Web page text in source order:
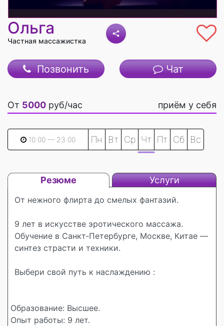
Ольга
Частная массажистка
Позвонить Чат
От 5000 руб/час приём у себя
10:00 — 23:00 Пн Вт Ср Чт Пт Сб Вс
Резюме Услуги
От нежного флирта до смелых фантазий.
9 лет в искусстве эротического массажа.
Обучение в Санкт‑Петербурге, Москве, Китае —
синтез страсти и техники.
Выбери свой путь к наслаждению :
Образование: Высшее.
Опыт работы: 9 лет.